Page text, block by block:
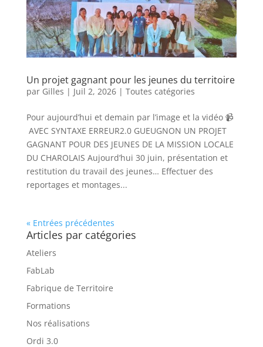
Un projet gagnant pour les jeunes du territoire
par Gilles | Juil 2, 2026| Toutes catégories
Pour aujourd’hui et demain par l’image et la vidéo 📹
AVEC SYNTAXE ERREUR2.0 GUEUGNON UN PROJET
GAGNANT POUR DES JEUNES DE LA MISSION LOCALE
DU CHAROLAIS Aujourd’hui 30 juin, présentation et
restitution du travail des jeunes… Effectuer des
reportages et montages...
« Entrées précédentes
Articles par catégories
Ateliers
FabLab
Fabrique de Territoire
Formations
Nos réalisations
Ordi 3.0